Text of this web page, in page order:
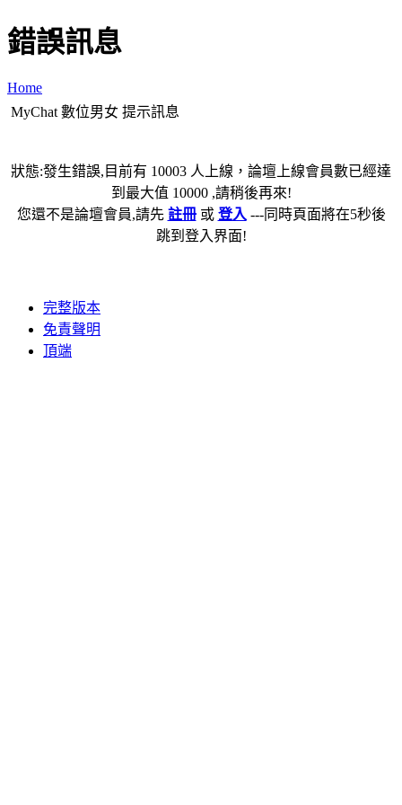
錯誤訊息
Home
MyChat 數位男女 提示訊息
狀態:發生錯誤,目前有 10003 人上線，論壇上線會員數已經達
到最大值 10000 ,請稍後再來!
您還不是論壇會員,請先 註冊或 登入 ---同時頁面將在5秒後
跳到登入界面!
完整版本
免責聲明
頂端